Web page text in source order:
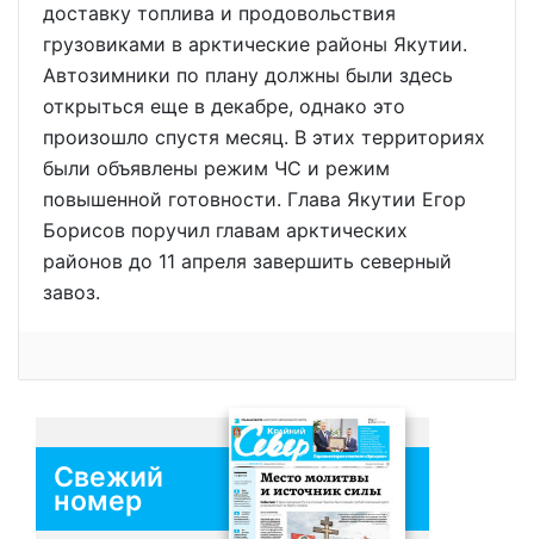
доставку топлива и продовольствия
грузовиками в арктические районы Якутии.
Автозимники по плану должны были здесь
открыться еще в декабре, однако это
произошло спустя месяц. В этих территориях
были объявлены режим ЧС и режим
повышенной готовности. Глава Якутии Егор
Борисов поручил главам арктических
районов до 11 апреля завершить северный
завоз.
Свежий
номер